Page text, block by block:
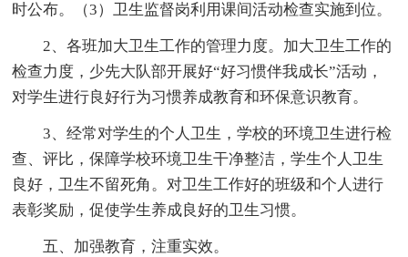
时公布。（3）卫生监督岗利用课间活动检查实施到位。
2、各班加大卫生工作的管理力度。加大卫生工作的
检查力度，少先大队部开展好“好习惯伴我成长”活动，
对学生进行良好行为习惯养成教育和环保意识教育。
3、经常对学生的个人卫生，学校的环境卫生进行检
查、评比，保障学校环境卫生干净整洁，学生个人卫生
良好，卫生不留死角。对卫生工作好的班级和个人进行
表彰奖励，促使学生养成良好的卫生习惯。
五、加强教育，注重实效。